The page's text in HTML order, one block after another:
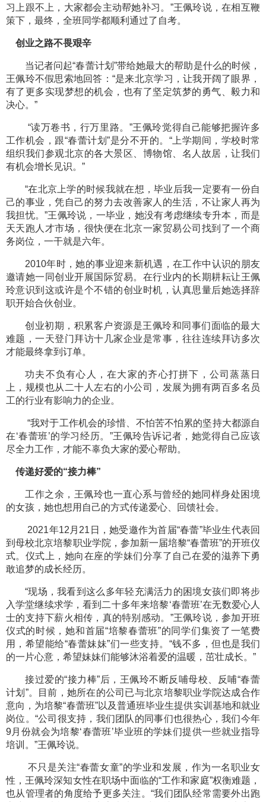
习上跟不上，大家都会主动帮她补习。”王佩玲说，在相互鞭
策下，最终，全班同学都顺利通过了自考。
创业之路不畏艰辛
当记者问起“春蕾计划”带给她最大的帮助是什么的时候，
王佩玲不假思索地回答：“是来北京学习，让我开阔了眼界，
有了更多实现梦想的机会，也有了坚定筑梦的勇气、毅力和
决心。”
“读万卷书，行万里路。”王佩玲觉得自己能够把握许多
工作机会，跟“春蕾计划”是分不开的。“上学期间，学校时常
组织我们参观北京的各大景区、博物馆、名人故居，让我们
有机会增长见识。”
“在北京上学的时候我就在想，毕业后我一定要有一份自
己的事业，凭自己的努力去改善家人的生活，不让家人再为
我担忧。”王佩玲说，一毕业，她没有考虑继续专升本，而是
天天跑人才市场，很快便在北京一家贸易公司找到了一个商
务岗位，一干就是六年。
2010年时，她的事业迎来新机遇，在工作中认识的朋友
邀请她一同创业开展国际贸易。在行业内的长期耕耘让王佩
玲意识到这或许是个不错的创业时机，认真思量后她选择辞
职开始合伙创业。
创业初期，积累客户资源是王佩玲和同事们面临的最大
难题，一天登门拜访十几家企业是常事，往往连续拜访多次
才能最终拿到订单。
功夫不负有心人，在大家的齐心打拼下，公司蒸蒸日
上，规模也从二十人左右的小公司，发展为拥有两百多名员
工的行业有影响力的企业。
“我对于工作机会的珍惜、不怕苦不怕累的坚持大都源自
在‘春蕾班’的学习经历。”王佩玲告诉记者，她觉得自己应该
尽全力工作，才能不辜负大家的爱心帮助。
传递好爱的“接力棒”
工作之余，王佩玲也一直心系与曾经的她同样身处困境
的女孩，她也想用自己的方式传递爱心、回馈社会。
2021年12月21日，她受邀作为首届“春蕾”毕业生代表回
到母校北京培黎职业学院，参加新一届培黎“春蕾班”的开班仪
式。仪式上，她向在座的学妹们分享了自己在爱的滋养下勇
敢追梦的成长经历。
“现场，我看到这么多年轻充满活力的困境女孩们即将步
入学堂继续求学，看到二十多年来培黎‘春蕾班’在无数爱心人
士的支持下薪火相传，真的特别感动。”王佩玲说，参加开班
仪式的时候，她和首届“培黎春蕾班”的同学们集资了一笔费
用，希望能给“春蕾妹妹”们一些支持。“钱不多，但也是我们
的一片心意，希望妹妹们能够沐浴着爱的温暖，茁壮成长。”
接过爱的“接力棒”后，王佩玲不断反哺母校、反哺“春蕾
计划”。目前，她所在的公司已与北京培黎职业学院达成合作
意向，为培黎“春蕾班”以及普通班毕业生提供实训基地和就业
岗位。“公司很支持，我们团队的同事们也很热心，我们今年
9月份就会为培黎‘春蕾班’毕业班的学妹们提供一些就业指导
培训。”王佩玲说。
不只是关注“春蕾女童”的学业和发展，作为一名职业女
性，王佩玲深知女性在职场中面临的“工作和家庭”权衡难题，
也从管理者的角度给予更多关注。“我们团队经常需要外出跑